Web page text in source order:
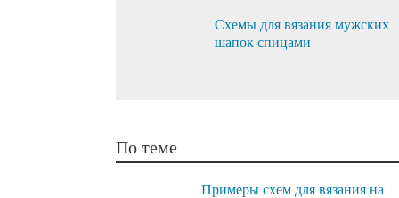
Схемы для вязания мужских
шапок спицами
По теме
Примеры схем для вязания на